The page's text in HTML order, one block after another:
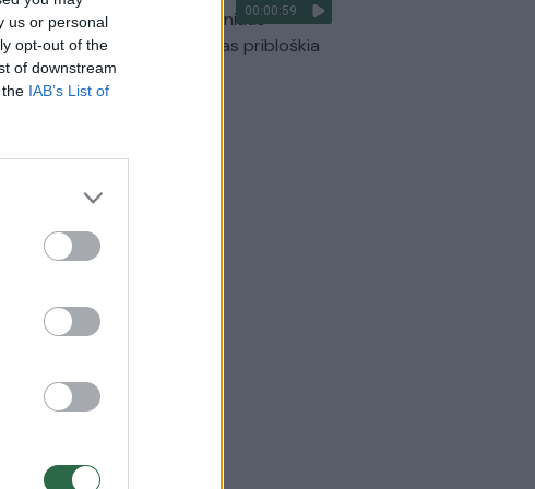
us or personal
opt-out of the
of downstream
IAB’s List of
00:00:59
Nufilmavo, kaip patvino Vilniaus
Vakarinis aplinkkelis: vaizdas pribloškia